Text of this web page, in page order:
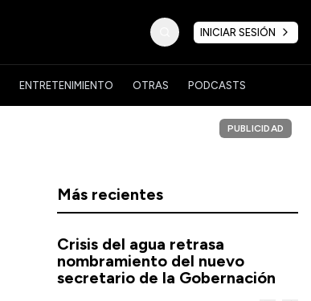
INICIAR SESIÓN
ENTRETENIMIENTO OTRAS PODCASTS
PUBLICIDAD
Más recientes
Crisis del agua retrasa
nombramiento del nuevo
secretario de la Gobernación